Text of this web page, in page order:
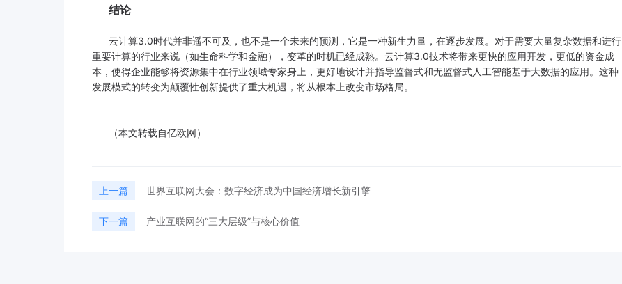
结论
云计算3.0时代并非遥不可及，也不是一个未来的预测，它是一种新生力量，在逐步发展。对于需要大量复杂数据和进行
重要计算的行业来说（如生命科学和金融），变革的时机已经成熟。云计算3.0技术将带来更快的应用开发，更低的资金成
本，使得企业能够将资源集中在行业领域专家身上，更好地设计并指导监督式和无监督式人工智能基于大数据的应用。这种
发展模式的转变为颠覆性创新提供了重大机遇，将从根本上改变市场格局。
（本文转载自亿欧网）
上一篇 世界互联网大会：数字经济成为中国经济增长新引擎
下一篇 产业互联网的“三大层级”与核心价值